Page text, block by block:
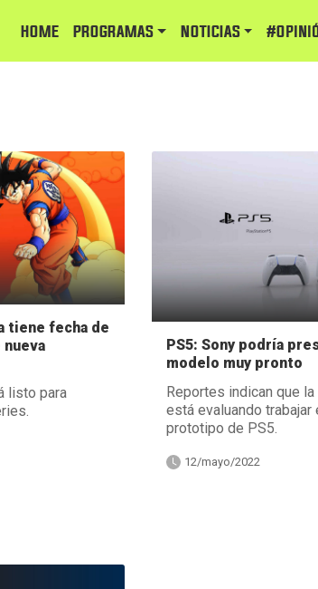
HOME PROGRAMAS NOTICIAS
tiene fecha de
listo para
PS5: Sony podría
modelo muy pronto
Reportes indican que
está evaluando trabajar
prototipo de PS5.
12/mayo/2022